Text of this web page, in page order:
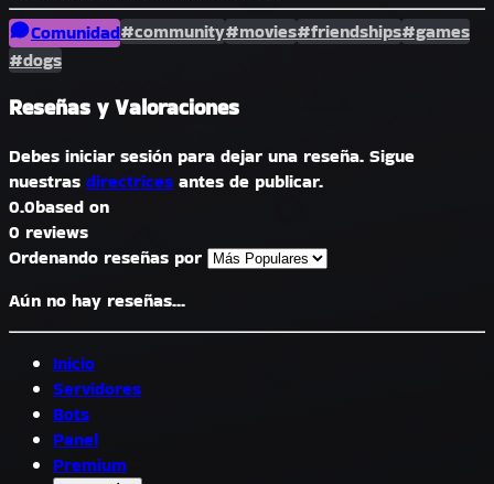
Comunidad#community#movies#friendships#games
#dogs
Reseñas y Valoraciones
Debes iniciar sesión para dejar una reseña. Sigue
nuestras directrices antes de publicar.
0.0based on
0 reviews
Ordenando reseñas por
Aún no hay reseñas...
Inicio
Servidores
Bots
Panel
Premium